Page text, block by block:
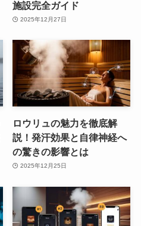
施設完全ガイド
2025年12月27日
ロウリュの魅力を徹底解
説！発汗効果と自律神経へ
の驚きの影響とは
2025年12月25日